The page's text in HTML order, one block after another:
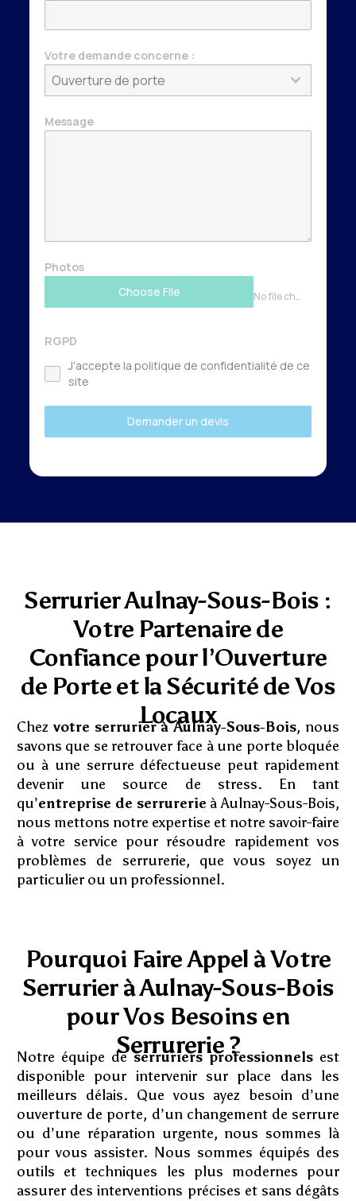
Votre demande concerne :
Ouverture de porte
Message
Photos
Choose File
No file chosen
RGPD
J'accepte la politique de confidentialité de ce
site
Demander un devis
Serrurier Aulnay-Sous-Bois :
Votre Partenaire de
Confiance pour l’Ouverture
de Porte et la Sécurité de Vos
Locaux
Chez votre serrurier à Aulnay-Sous-Bois, nous
savons que se retrouver face à une porte bloquée
ou à une serrure défectueuse peut rapidement
devenir une source de stress. En tant
qu’entreprise de serrurerie à Aulnay-Sous-Bois,
nous mettons notre expertise et notre savoir-faire
à votre service pour résoudre rapidement vos
problèmes de serrurerie, que vous soyez un
particulier ou un professionnel.
Pourquoi Faire Appel à Votre
Serrurier à Aulnay-Sous-Bois
pour Vos Besoins en
Serrurerie ?
Notre équipe deserruriers professionnels est
disponible pour intervenir sur place dans les
meilleurs délais. Que vous ayez besoin d’une
ouverture de porte, d’un changement de serrure
ou d’une réparation urgente, nous sommes là
pour vous assister. Nous sommes équipés des
outils et techniques les plus modernes pour
assurer des interventions précises et sans dégâts